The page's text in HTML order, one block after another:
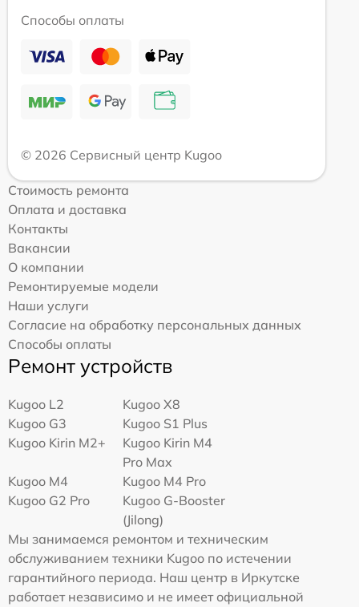
Способы оплаты
© 2026 Сервисный центр Kugoo
Стоимость ремонта
Оплата и доставка
Контакты
Вакансии
О компании
Ремонтируемые модели
Наши услуги
Согласие на обработку персональных данных
Способы оплаты
Ремонт устройств
Kugoo L2
Kugoo X8
Kugoo G3
Kugoo S1 Plus
Kugoo Kirin M2+
Kugoo Kirin M4
Pro Max
Kugoo M4
Kugoo M4 Pro
Kugoo G2 Pro
Kugoo G-Booster
(Jilong)
Мы занимаемся ремонтом и техническим
обслуживанием техники Kugoo по истечении
гарантийного периода. Наш центр в Иркутске
работает независимо и не имеет официальной